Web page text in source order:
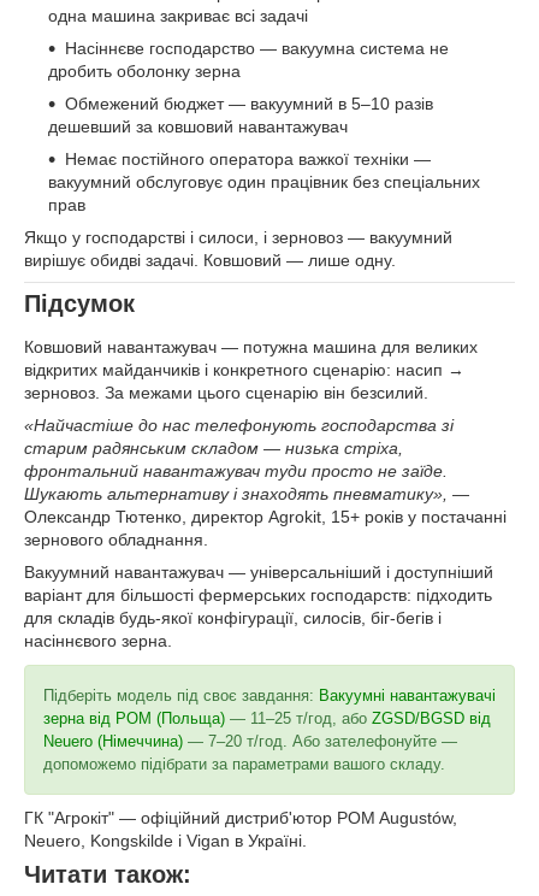
одна машина закриває всі задачі
Насіннєве господарство — вакуумна система не
дробить оболонку зерна
Обмежений бюджет — вакуумний в 5–10 разів
дешевший за ковшовий навантажувач
Немає постійного оператора важкої техніки —
вакуумний обслуговує один працівник без спеціальних
прав
Якщо у господарстві і силоси, і зерновоз — вакуумний
вирішує обидві задачі. Ковшовий — лише одну.
Підсумок
Ковшовий навантажувач — потужна машина для великих
відкритих майданчиків і конкретного сценарію: насип →
зерновоз. За межами цього сценарію він безсилий.
«Найчастіше до нас телефонують господарства зі
старим радянським складом — низька стріха,
фронтальний навантажувач туди просто не заїде.
Шукають альтернативу і знаходять пневматику», —
Олександр Тютенко, директор Agrokit, 15+ років у постачанні
зернового обладнання.
Вакуумний навантажувач — універсальніший і доступніший
варіант для більшості фермерських господарств: підходить
для складів будь-якої конфігурації, силосів, біг-бегів і
насіннєвого зерна.
Підберіть модель під своє завдання: Вакуумні навантажувачі
зерна від POM (Польща) — 11–25 т/год, або ZGSD/BGSD від
Neuero (Німеччина) — 7–20 т/год. Або зателефонуйте —
допоможемо підібрати за параметрами вашого складу.
ГК "Агрокіт" — офіційний дистриб'ютор POM Augustów,
Neuero, Kongskilde і Vigan в Україні.
Читати також: